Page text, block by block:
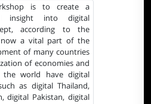
is to create a
insight into digital
according to the
a vital part of the
of many countries
of economies and
the world have digital
as digital Thailand,
digital Pakistan, digital